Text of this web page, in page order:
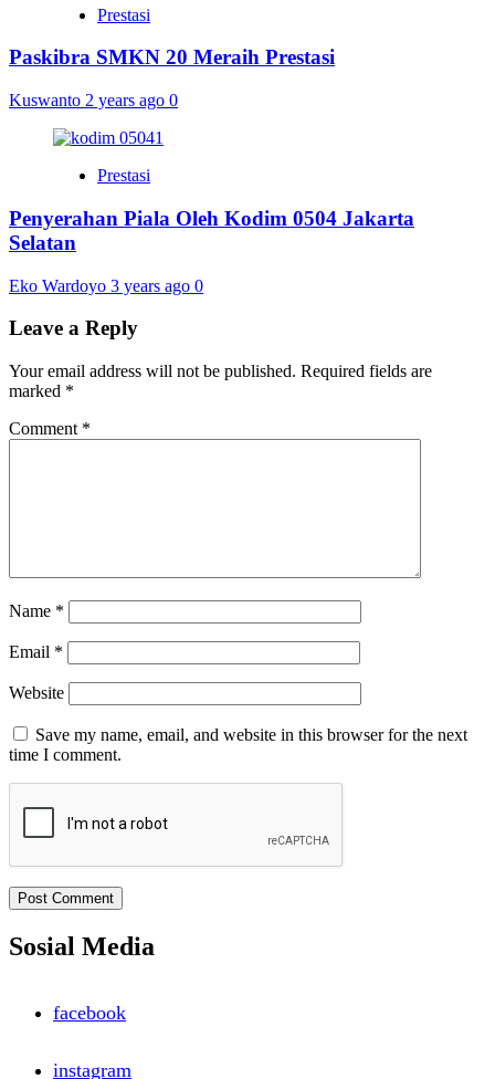
Prestasi
Paskibra SMKN 20 Meraih Prestasi
Kuswanto 2 years ago 0
Prestasi
Penyerahan Piala Oleh Kodim 0504 Jakarta
Selatan
Eko Wardoyo 3 years ago 0
Leave a Reply
Your email address will not be published. Required fields are
marked *
Comment *
Name *
Email *
Website
Save my name, email, and website in this browser for the next
time I comment.
Sosial Media
facebook
instagram